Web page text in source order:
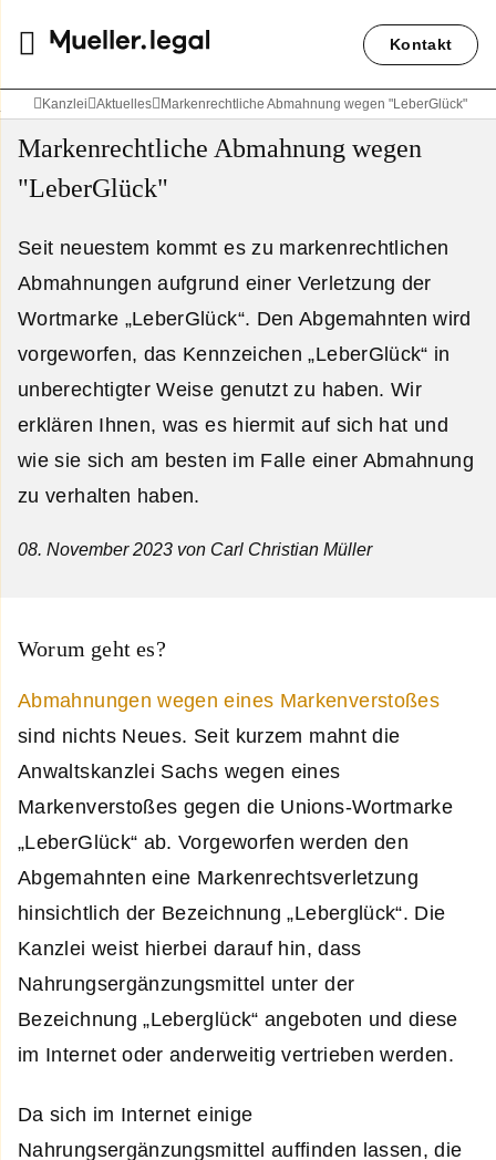
Kontakt
Kanzlei Aktuelles Markenrechtliche Abmahnung wegen "LeberGlück"
Markenrechtliche Abmahnung wegen
"LeberGlück"
Seit neuestem kommt es zu markenrechtlichen
Abmahnungen aufgrund einer Verletzung der
Wortmarke „LeberGlück“. Den Abgemahnten wird
vorgeworfen, das Kennzeichen „LeberGlück“ in
unberechtigter Weise genutzt zu haben. Wir
erklären Ihnen, was es hiermit auf sich hat und
wie sie sich am besten im Falle einer Abmahnung
zu verhalten haben.
08. November 2023 von Carl Christian Müller
Worum geht es?
Abmahnungen wegen eines Markenverstoßes
sind nichts Neues. Seit kurzem mahnt die
Anwaltskanzlei Sachs wegen eines
Markenverstoßes gegen die Unions-Wortmarke
„LeberGlück“ ab. Vorgeworfen werden den
Abgemahnten eine Markenrechtsverletzung
hinsichtlich der Bezeichnung „Leberglück“. Die
Kanzlei weist hierbei darauf hin, dass
Nahrungsergänzungsmittel unter der
Bezeichnung „Leberglück“ angeboten und diese
im Internet oder anderweitig vertrieben werden.
Da sich im Internet einige
Nahrungsergänzungsmittel auffinden lassen, die